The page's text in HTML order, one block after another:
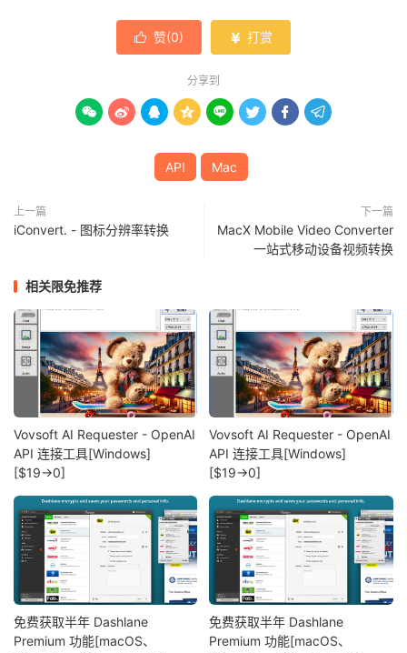
 赞(0)  打赏
分享到
       
API Mac
上一篇
iConvert. - 图标分辨率转换
下一篇
MacX Mobile Video Converter
一站式移动设备视频转换
相关限免推荐
Vovsoft AI Requester - OpenAI
API 连接工具[Windows]
[$19→0]
Vovsoft AI Requester - OpenAI
API 连接工具[Windows]
[$19→0]
免费获取半年 Dashlane
Premium 功能[macOS、
免费获取半年 Dashlane
Premium 功能[macOS、